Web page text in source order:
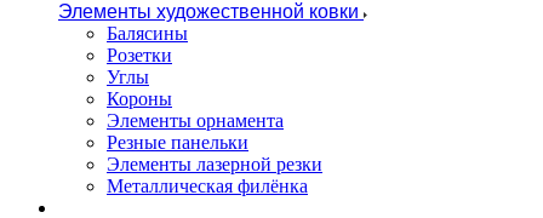
Элементы художественной ковки
Балясины
Розетки
Углы
Короны
Элементы орнамента
Резные панельки
Элементы лазерной резки
Металлическая филёнка